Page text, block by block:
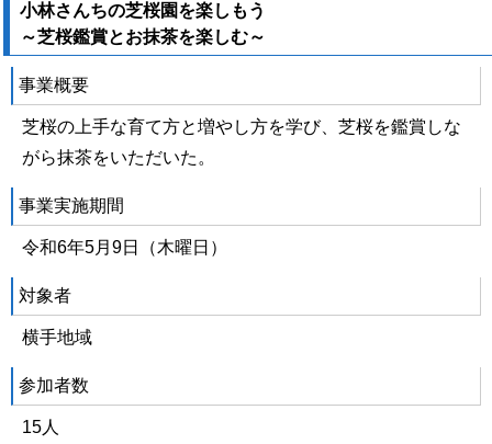
小林さんちの芝桜園を楽しもう
～芝桜鑑賞とお抹茶を楽しむ～
事業概要
芝桜の上手な育て方と増やし方を学び、芝桜を鑑賞しな
がら抹茶をいただいた。
事業実施期間
令和6年5月9日（木曜日）
対象者
横手地域
参加者数
15人